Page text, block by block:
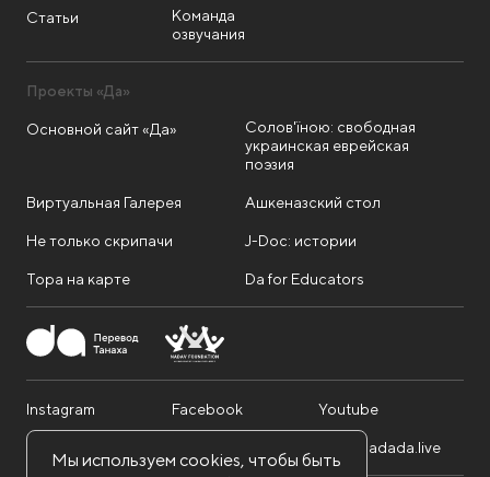
Статьи
Команда
озвучания
Проекты «Да»
Основной сайт «Да»
Солов'їною: свободная
украинская еврейская
поэзия
Виртуальная Галерея Ашкеназский стол
Не только скрипачи J-Doc: истории
Тора на карте Da for Educators
Instagram Facebook Youtube
info@dadada.live
Мы используем cookies, чтобы быть